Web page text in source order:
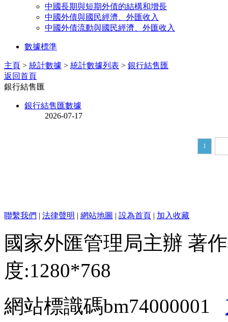
中國長期與短期外債的結構和增長
中國外債與國民經濟、外匯收入
中國外債流動與國民經濟、外匯收入
數據標準
主頁 > 統計數據 > 統計數據列表 > 銀行結售匯
返回首頁
銀行結售匯
銀行結售匯數據
2026-07-17
1
聯繫我們 | 法律聲明 | 網站地圖 | 設為首頁 | 加入收藏
國家外匯管理局主辦 著
度:1280*768
網站標識碼bm74000001